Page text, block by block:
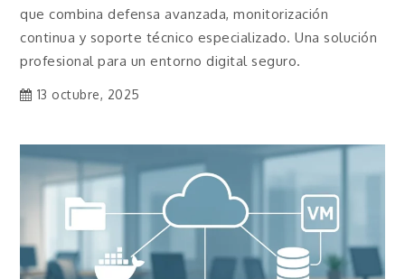
que combina defensa avanzada, monitorización
continua y soporte técnico especializado. Una solución
profesional para un entorno digital seguro.
13 octubre, 2025